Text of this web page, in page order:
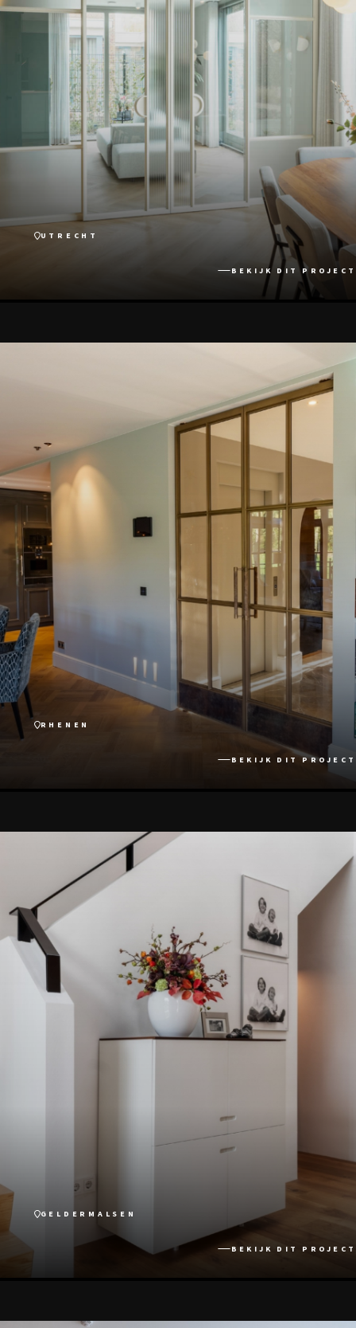
UTRECHT
BEKIJK DIT PROJECT
RHENEN
BEKIJK DIT PROJECT
GELDERMALSEN
BEKIJK DIT PROJECT